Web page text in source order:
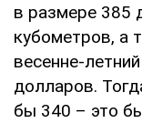
в размере 385
кубометров, а
весенне-
долларов.
бы 340 – это